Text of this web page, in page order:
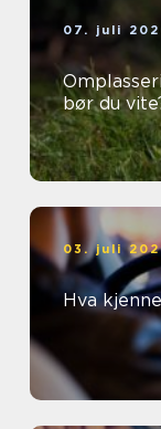
07. juli
bør du
03. juli
Hva